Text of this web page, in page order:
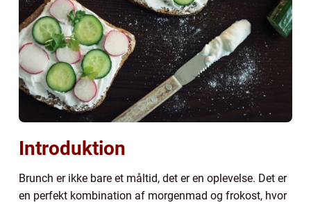
Introduktion
Brunch er ikke bare et måltid, det er en oplevelse. Det er
en perfekt kombination af morgenmad og frokost, hvor